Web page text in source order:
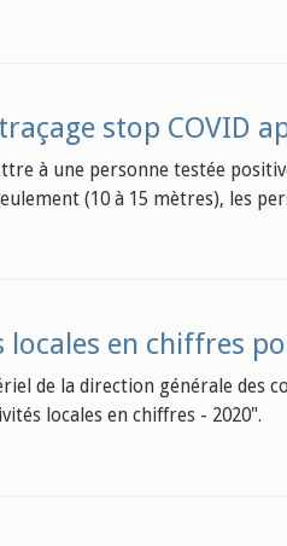
stop COVID
à une personne testée
(10 à 15 mètres), les
locales en chiffres
de la direction générale des
locales en chiffres - 2020".